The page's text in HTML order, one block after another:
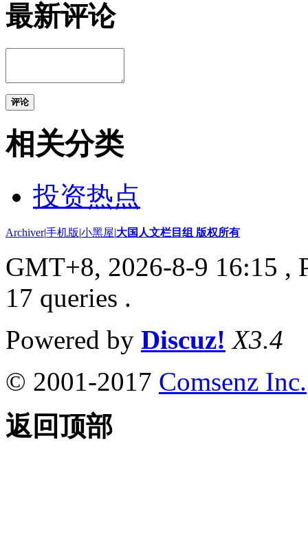
最新评论
评论
相关分类
投资热点
Archiver|手机版|小黑屋|大国人文栏目组 版权所有
GMT+8, 2026-8-9 16:15 ,
17 queries .
Powered by Discuz! X3.4
© 2001-2017 Comsenz Inc.
返回顶部